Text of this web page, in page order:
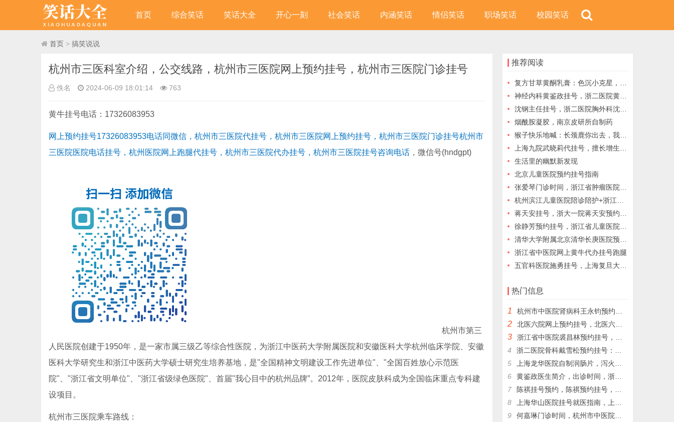
首页 综合笑话 笑话大全 开心一刻 社会笑话 内涵笑话 情侣笑话 职场笑话 校园笑话
首页 > 搞笑说说
杭州市三医科室介绍，公交线路，杭州市三医院网上预约挂号，杭州市三医院门诊挂号
佚名 2024-06-09 18:01:14 763
黄牛挂号电话：17326083953
网上预约挂号17326083953电话同微信，杭州市三医院代挂号，杭州市三医院网上预约挂号，杭州市三医院门诊挂号杭州市
三医院医院电话挂号，杭州医院网上跑腿代挂号，杭州市三医院代办挂号，杭州市三医院挂号咨询电话 ，微信号(hndgpt)
杭州市第三
人民医院创建于1950年，是一家市属三级乙等综合性医院，为浙江中医药大学附属医院和安徽医科大学杭州临床学院、安徽
医科大学研究生和浙江中医药大学硕士研究生培养基地，是"全国精神文明建设工作先进单位"、"全国百姓放心示范医
院"、"浙江省文明单位"、"浙江省级绿色医院"、首届"我心目中的杭州品牌”。2012年，医院皮肤科成为全国临床重点专科建
设项目。
杭州市三医院乘车路线：
推荐阅读
复方甘草黄酮乳膏：色沉小克星，甘草黄酮、维生素E强强联合，改善色沉的同时自带抗老化。
神经内科黄鉴政挂号，浙二医院黄鉴政网上预约挂号，选择黄鉴政医生，选择一个健康无忧的未来
沈钢主任挂号，浙二医院胸外科沈钢分享,医院跑腿代挂号
烟酰胺凝胶，南京皮研所自制药
猴子快乐地喊：长颈鹿你出去，我请客帮你按摩脖子
上海九院武晓莉代挂号，擅长增生性瘢痕、瘢痕疙瘩、陈旧表浅瘢痕及瘢痕性色素问题
生活里的幽默新发现
北京儿童医院预约挂号指南
张爱琴门诊时间，浙江省肿瘤医院张爱琴网上预约挂号，浙江省肿瘤医院张爱琴，浙江省肿瘤医院代挂号
杭州滨江儿童医院陪诊陪护+浙江省儿保代问诊配药
蒋天安挂号，浙大一院蒋天安预约挂号门诊时间：肝癌/肝胆胰肿瘤微创消融先锋！异地挂号一站通指南
徐静芳预约挂号，浙江省儿童医院儿外科专家，浙江省儿童医院跑腿代挂号
清华大学附属北京清华长庚医院预约挂预约代办挂号
浙江省中医院网上黄牛代办挂号跑腿
五官科医院施勇挂号，上海复旦大学附属五官科医院施勇网上预约挂号，上海复旦大学附属五官科施勇
热门信息
1 杭州市中医院肾病科王永钧预约挂号，王永钧为为更多的患者带来健康和希望。
2 北医六院网上预约挂号，北医六院代挂号，北医六院跑腿代挂号
3
浙江省中医院裘昌林预约挂号，裘昌林挂号预约，裘昌林专家门诊挂号，解决就医难顾虑
4
浙二医院骨科戴雪松预约挂号：戴雪松关节镜技术的领航者，戴雪松；擅长疾病: 骨关节病和运动损伤
5
上海龙华医院自制润肠片，泻火通便，用于湿热內盛，便秘腹胀，习惯性便秘
6
黄鉴政医生简介，出诊时间，浙二医院代挂号，浙二医院黄鉴政预约挂号
7
陈祺挂号预约，陈祺预约挂号，杭州生长发育陈祺代挂号​，杭州生长发育陈祺帮人挂号
8
上海华山医院挂号就医指南，上海各大医院网上预约挂号代配药
9
何嘉琳门诊时间，杭州市中医院妇科何嘉琳网上预约挂号，杭州市中医院代挂号